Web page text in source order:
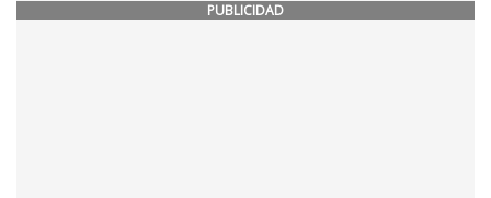
PUBLICIDAD